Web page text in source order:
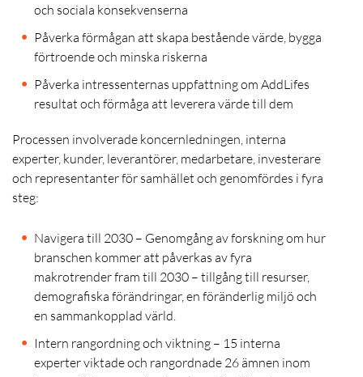
och sociala konsekvenserna
Påverka förmågan att skapa bestående värde, bygga
förtroende och minska riskerna
Påverka intressenternas uppfattning om AddLifes
resultat och förmåga att leverera värde till dem
Processen involverade koncernledningen, interna
experter, kunder, leverantörer, medarbetare, investerare
och representanter för samhället och genomfördes i fyra
steg:
Navigera till 2030 – Genomgång av forskning om hur
branschen kommer att påverkas av fyra
makrotrender fram till 2030 – tillgång till resurser,
demografiska förändringar, en föränderlig miljö och
en sammankopplad värld.
Intern rangordning och viktning – 15 interna
experter viktade och rangordnade 26 ämnen inom